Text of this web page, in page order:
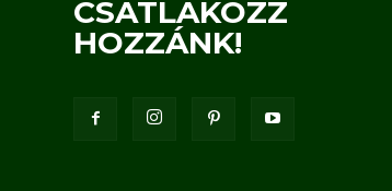
CSATLAKOZZ
HOZZÁNK!